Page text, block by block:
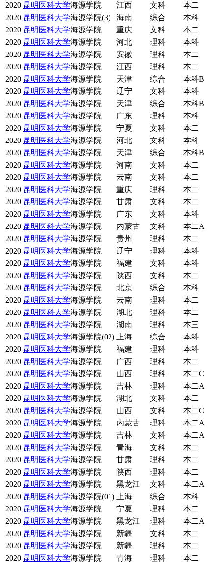
2020 昆明医科大学海源学院 江西 文科
本二
2020 昆明医科大学海源学院(3) 海南 综合
本科
2020 昆明医科大学海源学院 重庆 文科
本二
2020 昆明医科大学海源学院 河北 理科
本科
2020 昆明医科大学海源学院 安徽 理科
本二
2020 昆明医科大学海源学院 江西 理科
本二
2020 昆明医科大学海源学院 天津 综合
本科B
2020 昆明医科大学海源学院 辽宁 文科
本科
2020 昆明医科大学海源学院 天津 综合
本科B
2020 昆明医科大学海源学院 广东 理科
本科
2020 昆明医科大学海源学院 宁夏 文科
本二
2020 昆明医科大学海源学院 河北 文科
本科
2020 昆明医科大学海源学院 天津 综合
本科B
2020 昆明医科大学海源学院 河南 文科
本二
2020 昆明医科大学海源学院 云南 文科
本二
2020 昆明医科大学海源学院 重庆 理科
本二
2020 昆明医科大学海源学院 甘肃 文科
本二
2020 昆明医科大学海源学院 广东 文科
本科
2020 昆明医科大学海源学院 内蒙古 文科
本二A
2020 昆明医科大学海源学院 贵州 理科
本二
2020 昆明医科大学海源学院 辽宁 理科
本科
2020 昆明医科大学海源学院 福建 文科
本科
2020 昆明医科大学海源学院 陕西 文科
本二
2020 昆明医科大学海源学院 北京 综合
本科
2020 昆明医科大学海源学院 云南 理科
本二
2020 昆明医科大学海源学院 湖北 理科
本二
2020 昆明医科大学海源学院 湖南 理科
本三
2020 昆明医科大学海源学院(02) 上海 综合
本科
2020 昆明医科大学海源学院 福建 理科
本科
2020 昆明医科大学海源学院 广西 理科
本二
2020 昆明医科大学海源学院 山西 理科
本二C
2020 昆明医科大学海源学院 吉林 理科
本二A
2020 昆明医科大学海源学院 湖北 文科
本二
2020 昆明医科大学海源学院 山西 文科
本二C
2020 昆明医科大学海源学院 内蒙古 理科
本二A
2020 昆明医科大学海源学院 吉林 文科
本二A
2020 昆明医科大学海源学院 青海 文科
本二
2020 昆明医科大学海源学院 甘肃 理科
本二
2020 昆明医科大学海源学院 陕西 理科
本二
2020 昆明医科大学海源学院 黑龙江 文科
本二A
2020 昆明医科大学海源学院(01) 上海 综合
本科
2020 昆明医科大学海源学院 宁夏 理科
本二
2020 昆明医科大学海源学院 黑龙江 理科
本二A
2020 昆明医科大学海源学院 新疆 文科
本二
2020 昆明医科大学海源学院 新疆 理科
本二
2020 昆明医科大学海源学院 青海 理科
本二